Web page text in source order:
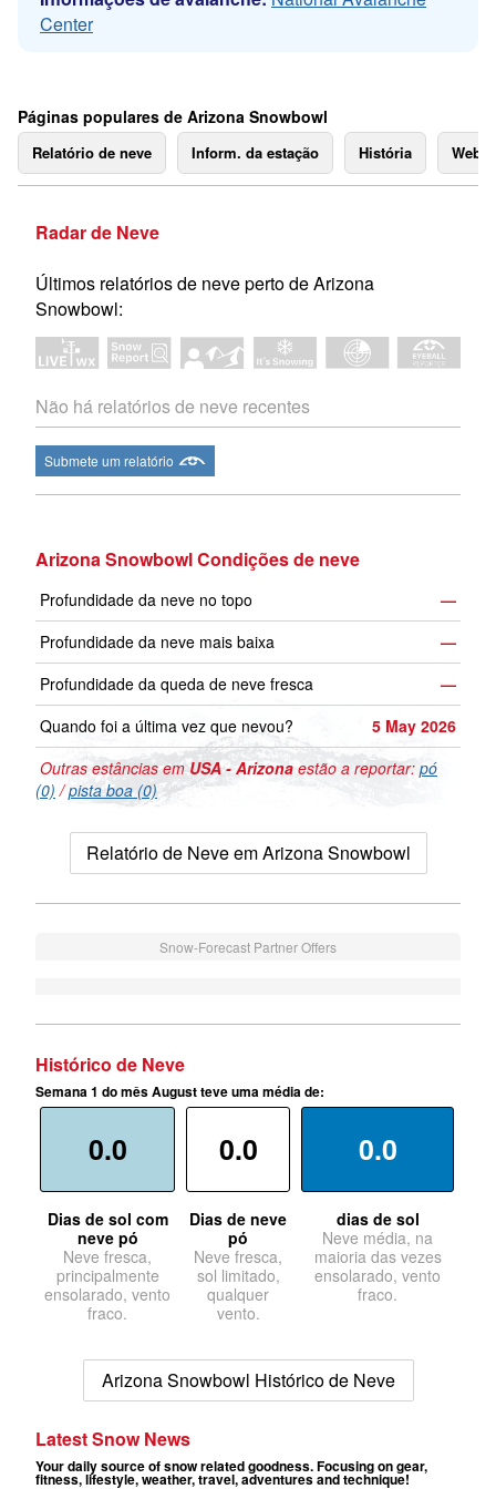
Center
Páginas populares de Arizona Snowbowl
Relatório de neve Inform. da estação História
Radar de Neve
Últimos relatórios de neve perto de Arizona
Snowbowl:
Não há relatórios de neve recentes
Submete um relatório
Arizona Snowbowl Condições de neve
Profundidade da neve no topo
—
Profundidade da neve mais baixa
—
Profundidade da queda de neve fresca
—
Quando foi a última vez que nevou?
5 May 2026
Outras estâncias emUSA - Arizona estão a reportar: pó
(0) /pista boa (0)
Relatório de Neve em Arizona Snowbowl
Snow-Forecast Partner Offers
Histórico de Neve
Semana 1 do mês August teve uma média de:
0.0
Dias de sol com
neve pó
Neve fresca,
principalmente
ensolarado, vento
fraco.
0.0
Dias de neve
pó
Neve fresca,
sol limitado,
qualquer
vento.
0.0
dias de sol
Neve média, na
maioria das vezes
ensolarado, vento
fraco.
Arizona Snowbowl Histórico de Neve